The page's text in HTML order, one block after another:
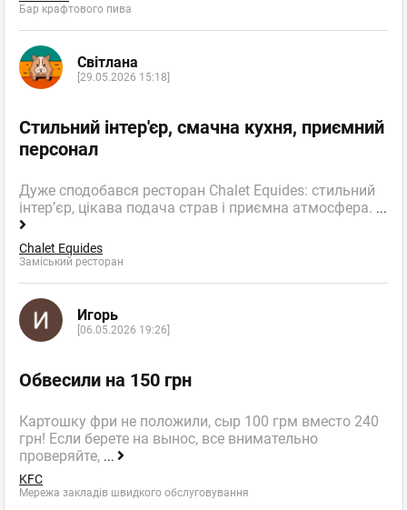
Бар крафтового пива
Світлана
[29.05.2026 15:18]
Стильний інтер'єр, смачна кухня, приємний
персонал
Дуже сподобався ресторан Chalet Equides: стильний
інтер’єр, цікава подача страв і приємна атмосфера. ...
Chalet Equides
Заміський ресторан
Игорь
[06.05.2026 19:26]
Обвесили на 150 грн
Картошку фри не положили, сыр 100 грм вместо 240
грн! Если берете на вынос, все внимательно
проверяйте, ...
KFC
Мережа закладів швидкого обслуговування